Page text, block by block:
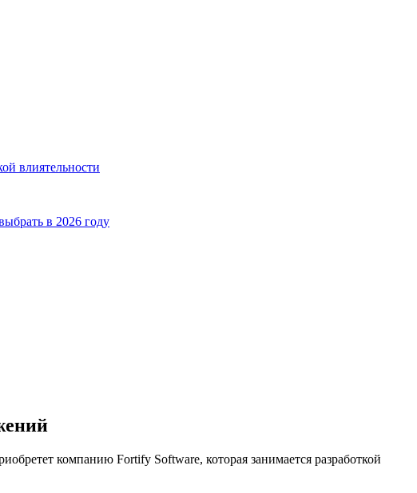
влиятельности
в 2026 году
компанию Fortify Software, которая занимается разработкой